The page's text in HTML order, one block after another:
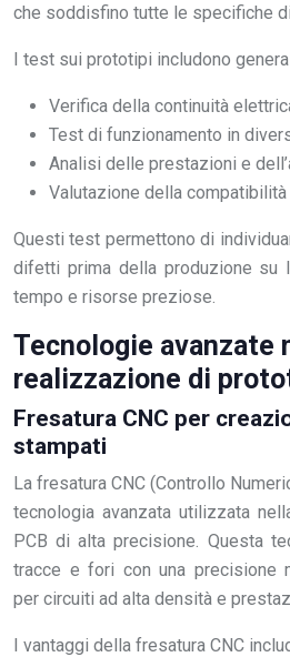
che soddisfino tutte le specifiche
I test sui prototipi includono
Verifica della continuità
Test di funzionamento in
Analisi delle prestazioni e
Valutazione della
Questi test permettono di
difetti prima della produzione su
tempo e risorse preziose.
Tecnologie avanzate
realizzazione di
Fresatura CNC per
stampati
La fresatura CNC (Controllo
tecnologia avanzata utilizzata
PCB di alta precisione. Questa
tracce e fori con una precisione
per circuiti ad alta densità e
I vantaggi della fresatura CNC